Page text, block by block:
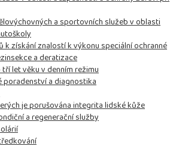
a sportovních služeb v oblasti
k získání znalostí k výkonu speciální ochranné
a deratizace
let věku v denním režimu
poradenství a diagnostika
je porušována integrita lidské kůže
a regenerační služby